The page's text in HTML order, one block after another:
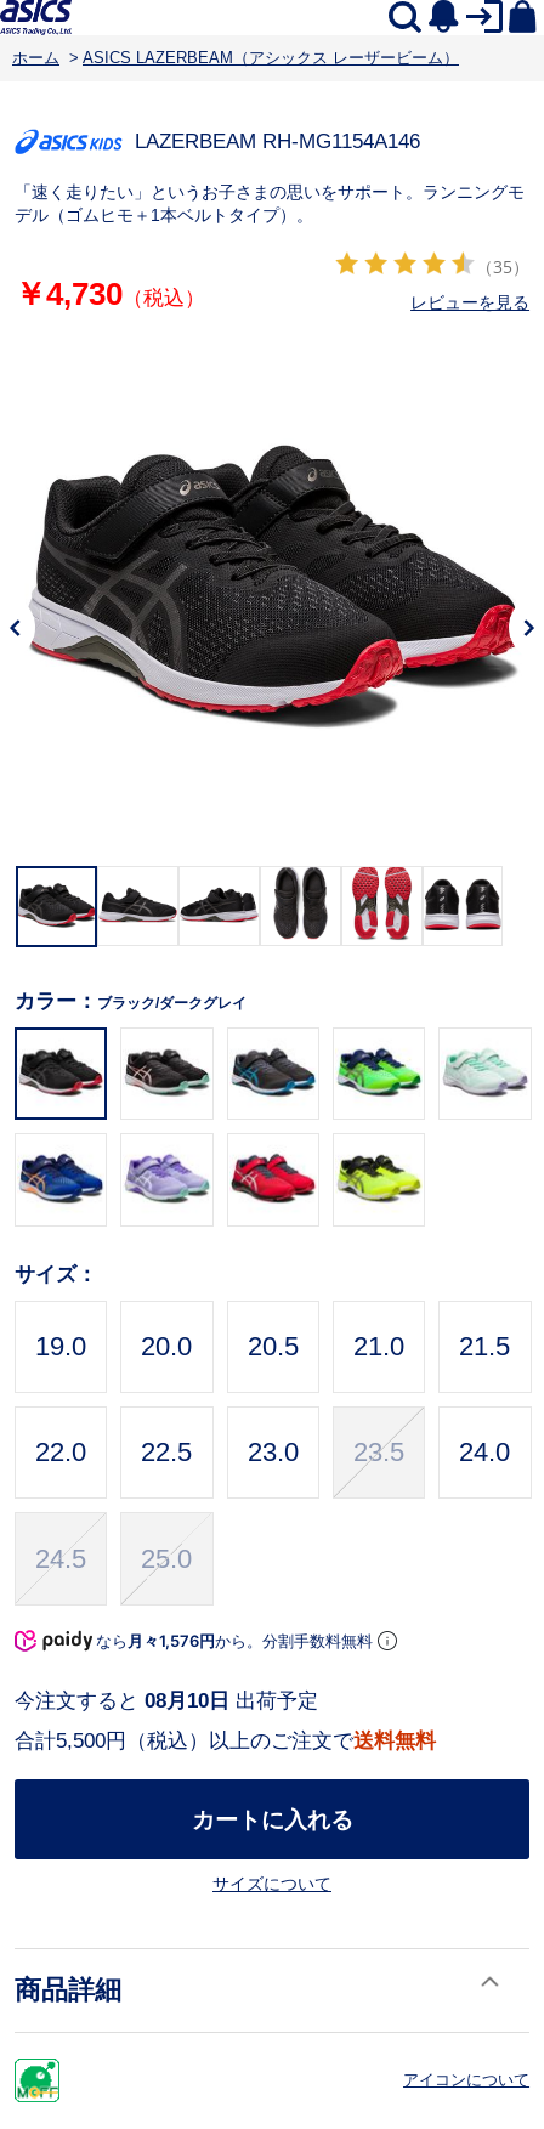
ホーム > ASICS LAZERBEAM（アシックス レーザービーム）
LAZERBEAM RH-MG1154A146
「速く走りたい」というお子さまの思いをサポート。ランニングモ
デル（ゴムヒモ＋1本ベルトタイプ）。
￥4,730（税込）
（35）
レビューを見る
カラー： ブラック/ダークグレイ
サイズ：
19.0 20.0 20.5 21.0 21.5
22.0 22.5 23.0 23.5 24.0
24.5 25.0
なら 月々1,576円から。分割手数料無料
合計5,500円（税込）以上のご注文で送料無料
今注文すると 08月10日 出荷予定
カートに入れる
サイズについて
商品詳細
アイコンについて